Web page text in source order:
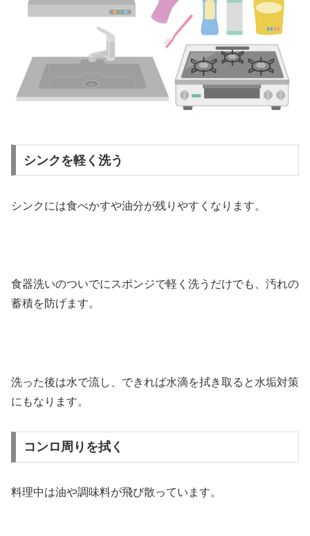
シンクを軽く洗う
シンクには食べかすや油分が残りやすくなります。
食器洗いのついでにスポンジで軽く洗うだけでも、汚れの
蓄積を防げます。
洗った後は水で流し、できれば水滴を拭き取ると水垢対策
にもなります。
コンロ周りを拭く
料理中は油や調味料が飛び散っています。